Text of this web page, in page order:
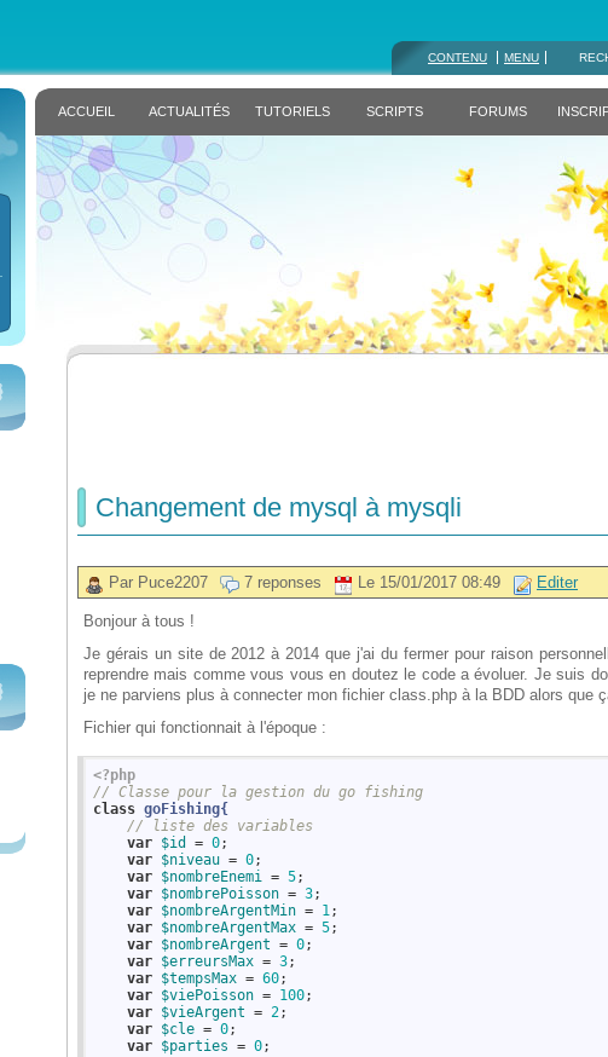
CONTENU MENU
ACCUEIL ACTUALITÉS TUTORIELS SCRIPTS FORUMS
Changement de mysql à mysqli
Par Puce2207 7 reponses Le 15/01/2017 08:49 Editer
Bonjour à tous !
Je gérais un site de 2012 à 2014 que j'ai du fermer pour raison
reprendre mais comme vous vous en doutez le code a évoluer. Je suis
je ne parviens plus à connecter mon fichier class.php à la BDD alors que
Fichier qui fonctionnait à l'époque :
<?php
// Classe pour la gestion du go fishing
class goFishing{
// liste des variables
var $id = 0;
var $niveau = 0;
var $nombreEnemi = 5;
var $nombrePoisson = 3;
var $nombreArgentMin = 1;
var $nombreArgentMax = 5;
var $nombreArgent = 0;
var $erreursMax = 3;
var $tempsMax = 60;
var $viePoisson = 100;
var $vieArgent = 2;
var $cle = 0;
var $parties = 0;